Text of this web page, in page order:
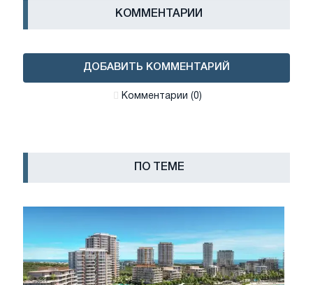
КОММЕНТАРИИ
ДОБАВИТЬ КОММЕНТАРИЙ
Комментарии (0)
ПО ТЕМЕ